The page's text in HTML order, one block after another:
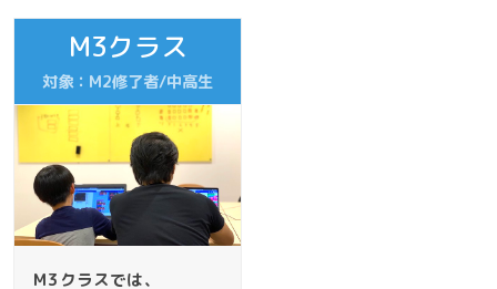
M3クラス
対象：M2修了者/中高生
M3クラスでは、